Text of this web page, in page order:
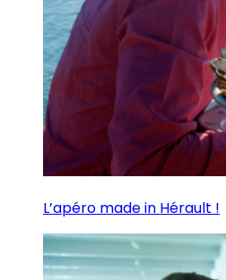
L’apéro made in Hérault !